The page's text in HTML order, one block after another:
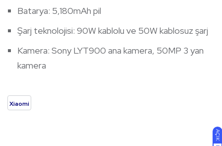
AÇIK
Batarya: 5,180mAh pil
Şarj teknolojisi: 90W kablolu ve 50W kablosuz şarj
Kamera: Sony LYT900 ana kamera, 50MP 3 yan
kamera
Xiaomi